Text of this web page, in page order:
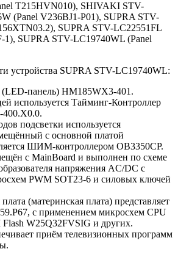
T215HVN010), SHIVAKI STV-
(Panel V236BJ1-P01), SUPRA STV-
SUPRA STV-LC22551FL
1), SUPRA STV-LC19740WL (Panel
устройства SUPRA STV-LC19740WL:
(LED-панель) HM185WX3-401.
используется Тайминг-Контроллер
подсветки используется
с основной платой
ШИМ-контроллером OB3350CP.
с MainBoard и выполнен по схеме
напряжения AC/DC c
PWM SOT23-6 и силовых ключей
(материнская плата) представляет
с применением микросхем CPU
W25Q32FVSIG и других.
приём телевизионных программ